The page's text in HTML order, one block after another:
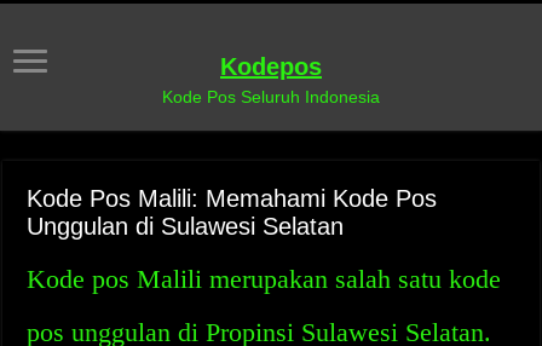
Kodepos
Kode Pos Seluruh Indonesia
Kode Pos Malili: Memahami Kode Pos
Unggulan di Sulawesi Selatan
Kode pos Malili merupakan salah satu kode
pos unggulan di Propinsi Sulawesi Selatan.